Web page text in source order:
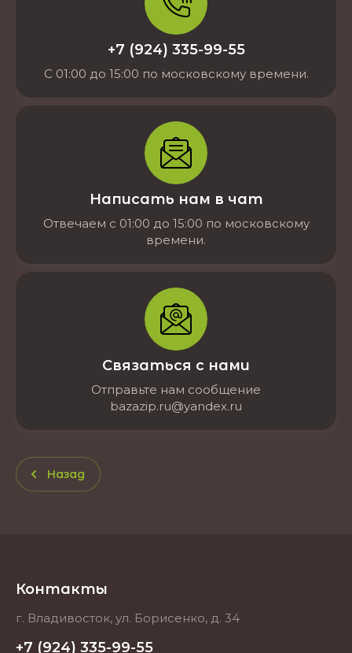
+7 (924) 335-99-55
С 01:00 до 15:00 по московскому времени.
Написать нам в чат
Отвечаем с 01:00 до 15:00 по московскому
времени.
Связаться с нами
Отправьте нам сообщение
bazazip.ru@yandex.ru
Назад
Контакты
г. Владивосток, ул. Борисенко, д. 34
+7 (924) 335-99-55